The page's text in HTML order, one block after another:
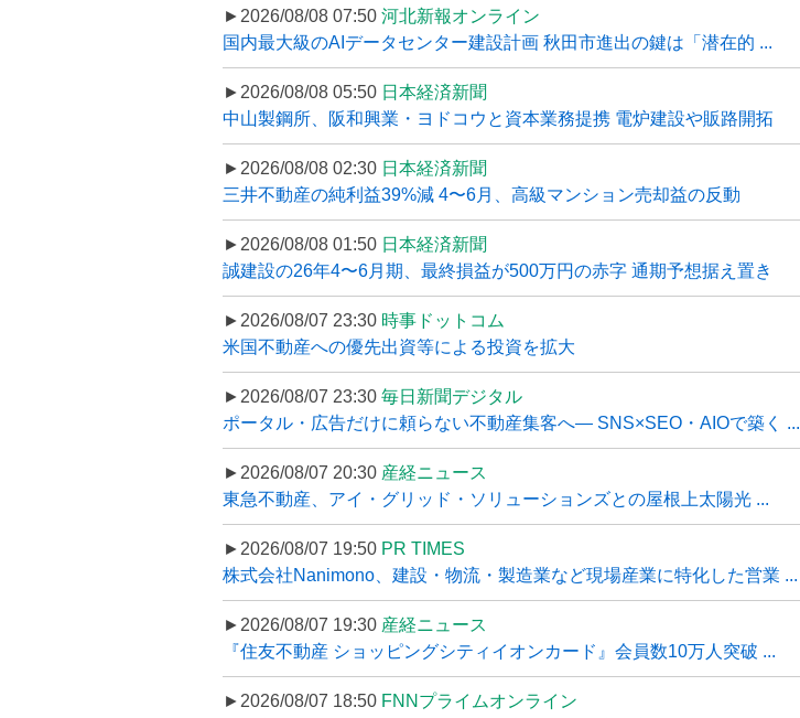
►2026/08/08 07:50 河北新報オンライン
国内最大級のAIデータセンター建設計画 秋田市進出の鍵は「潜在的 ...
►2026/08/08 05:50 日本経済新聞
中山製鋼所、阪和興業・ヨドコウと資本業務提携 電炉建設や販路開拓
►2026/08/08 02:30 日本経済新聞
三井不動産の純利益39%減 4〜6月、高級マンション売却益の反動
►2026/08/08 01:50 日本経済新聞
誠建設の26年4〜6月期、最終損益が500万円の赤字 通期予想据え置き
►2026/08/07 23:30 時事ドットコム
米国不動産への優先出資等による投資を拡大
►2026/08/07 23:30 毎日新聞デジタル
ポータル・広告だけに頼らない不動産集客へ― SNS×SEO・AIOで築く ...
►2026/08/07 20:30 産経ニュース
東急不動産、アイ・グリッド・ソリューションズとの屋根上太陽光 ...
►2026/08/07 19:50 PR TIMES
株式会社Nanimono、建設・物流・製造業など現場産業に特化した営業 ...
►2026/08/07 19:30 産経ニュース
『住友不動産 ショッピングシティイオンカード』会員数10万人突破 ...
►2026/08/07 18:50 FNNプライムオンライン